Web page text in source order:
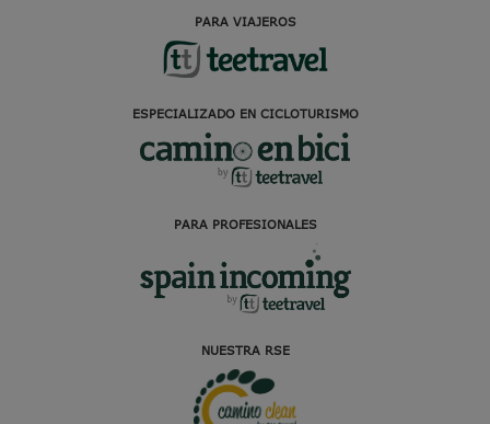
PARA VIAJEROS
ESPECIALIZADO EN CICLOTURISMO
PARA PROFESIONALES
NUESTRA RSE